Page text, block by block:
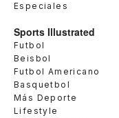
Especiales
Sports Illustrated
Futbol
Beisbol
Futbol Americano
Basquetbol
Más Deporte
Lifestyle